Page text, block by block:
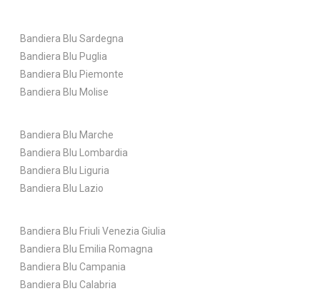
Bandiera Blu Sardegna
Bandiera Blu Puglia
Bandiera Blu Piemonte
Bandiera Blu Molise
Bandiera Blu Marche
Bandiera Blu Lombardia
Bandiera Blu Liguria
Bandiera Blu Lazio
Bandiera Blu Friuli Venezia Giulia
Bandiera Blu Emilia Romagna
Bandiera Blu Campania
Bandiera Blu Calabria